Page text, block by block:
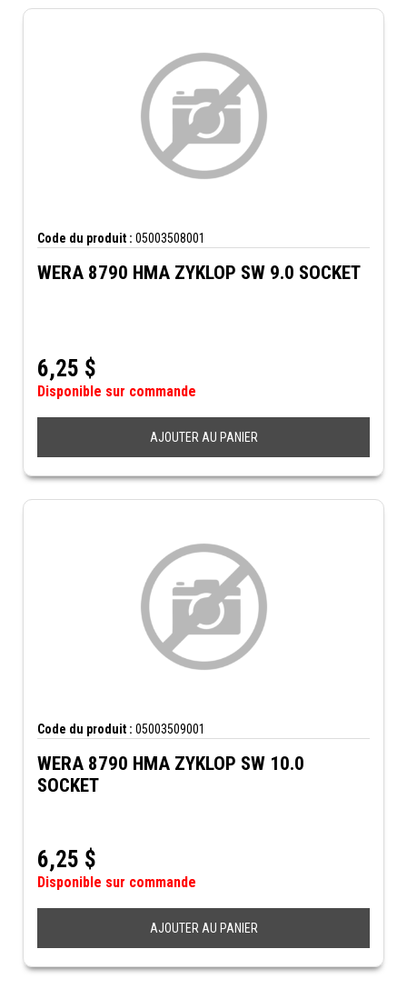
Code du produit : 05003508001
WERA 8790 HMA ZYKLOP SW 9.0 SOCKET
6,25 $
Disponible sur commande
AJOUTER AU PANIER
Code du produit : 05003509001
WERA 8790 HMA ZYKLOP SW 10.0
SOCKET
6,25 $
Disponible sur commande
AJOUTER AU PANIER